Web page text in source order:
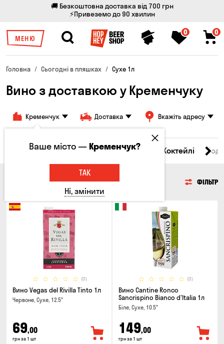
🚚 Безкоштовна доставка від 700 грн
⚡Привеземо до 90 хвилин
МЕНЮ
0 0
Головна Сьогодні в пляшках Сухе 1л
Вино з доставкою у Кременчуку
Кременчук Доставка Вкажіть адресу
Пиво Сидр Вино Віскі Коктейлі
ФІЛЬТР
(0)
Вино Vegas del Rivilla Tinto 1л
Червоне, Сухе, 12.5°
69,00
грн за 1 шт
(0)
Вино Cantine Ronco
Sancrispino Bianco d'Italia 1л
Біле, Сухе, 10.5°
149,00
грн за 1 шт
Ваше місто —Кременчук?
ТАК
Ні, змінити